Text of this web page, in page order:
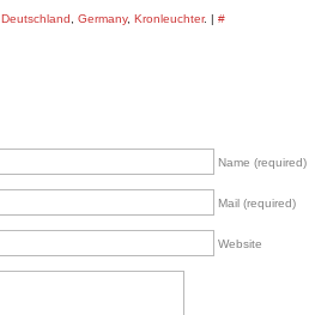
Deutschland Germany, Kronleuchter. | #
Name (required)
Mail (required)
Website